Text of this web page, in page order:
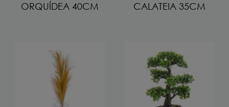
ORQUÍDEA 40CM CALATEIA 35CM